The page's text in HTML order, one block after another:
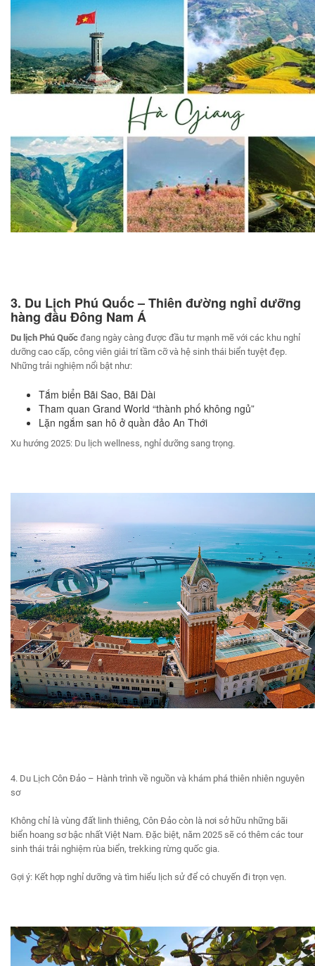
3. Du Lịch Phú Quốc – Thiên đường nghỉ dưỡng
hàng đầu Đông Nam Á
Du lịch Phú Quốc đang ngày càng được đầu tư mạnh mẽ với các khu nghỉ
dưỡng cao cấp, công viên giải trí tầm cỡ và hệ sinh thái biển tuyệt đẹp.
Những trải nghiệm nổi bật như:
Tắm biển Bãi Sao, Bãi Dài
Tham quan Grand World “thành phố không ngủ”
Lặn ngắm san hô ở quần đảo An Thới
Xu hướng 2025: Du lịch wellness, nghỉ dưỡng sang trọng.
4. Du Lịch Côn Đảo – Hành trình về nguồn và khám phá thiên nhiên nguyên
sơ
Không chỉ là vùng đất linh thiêng, Côn Đảo còn là nơi sở hữu những bãi
biển hoang sơ bậc nhất Việt Nam. Đặc biệt, năm 2025 sẽ có thêm các tour
sinh thái trải nghiệm rùa biển, trekking rừng quốc gia.
Gợi ý: Kết hợp nghỉ dưỡng và tìm hiểu lịch sử để có chuyến đi trọn vẹn.